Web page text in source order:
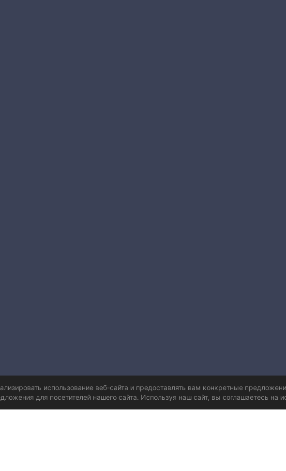
использование веб-сайта и предоставлять вам конкретные
для посетителей нашего сайта. Используя наш сайт, вы соглашаетесь на